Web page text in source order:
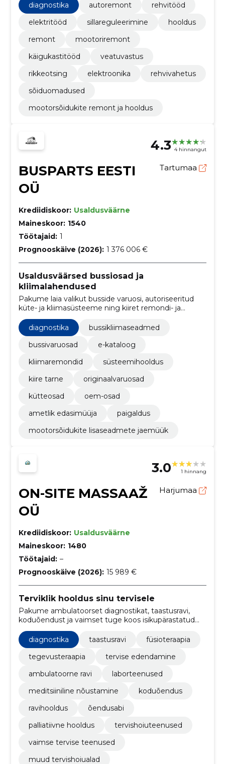
diagnostika
autoremont
rehvitööd
elektritööd
sillareguleerimine
hooldus
remont
mootoriremont
käigukastitööd
veatuvastus
rikkeotsing
elektroonika
rehvivahetus
sõiduomadused
mootorsõidukite remont ja hooldus
4.3 4 hinnangut
BUSPARTS EESTI
OÜ
Tartumaa
Krediidiskoor: Usaldusväärne
Maineskoor: 1540
Töötajaid: 1
Prognooskäive (2026): 1 376 006 €
Usaldusväärsed bussiosad ja
kliimalahendused
Pakume laia valikut busside varuosi, autoriseeritud
küte- ja kliimasüsteeme ning kiiret remondi- ja
tehnilist tuge Balti klientidele.
diagnostika
bussikliimaseadmed
bussivaruosad
e-kataloog
kliimaremondid
süsteemihooldus
kiire tarne
originaalvaruosad
kütteosad
oem-osad
ametlik edasimüüja
paigaldus
mootorsõidukite lisaseadmete jaemüük
3.0 1 hinnang
ON-SITE MASSAAŽ
OÜ
Harjumaa
Krediidiskoor: Usaldusväärne
Maineskoor: 1480
Töötajaid: –
Prognooskäive (2026): 15 989 €
Terviklik hooldus sinu tervisele
Pakume ambulatoorset diagnostikat, taastusravi,
koduõendust ja vaimset tuge koos isikupärastatud
raviplaaniga, mis tagab sujuva ning mugava
raviteekonna.
diagnostika taastusravi
füsioteraapia
tegevusteraapia
tervise edendamine
ambulatoorne ravi
laborteenused
meditsiiniline nõustamine
koduõendus
ravihooldus
õendusabi
palliatiivne hooldus
tervishoiuteenused
vaimse tervise teenused
muud tervishoiualad